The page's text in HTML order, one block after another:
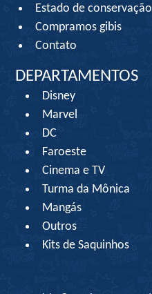
Estado de conservação
Compramos gibis
Contato
DEPARTAMENTOS
Disney
Marvel
DC
Faroeste
Cinema e TV
Turma da Mônica
Mangás
Outros
Kits de Saquinhos